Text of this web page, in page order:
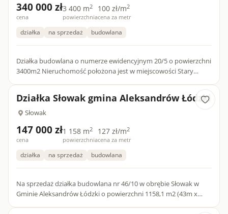
340 000 zł
cena
3 400 m2
powierzchnia
100 zł/m2
cena za metr
działka na sprzedaż budowlana
Działka budowlana o numerze ewidencyjnym 20/5 o powierzchni
3400m2 Nieruchomość położona jest w miejscowości Stary
Działka Słowak gmina Aleksandrów Łódzki
Słowak
147 000 zł
cena
1 158 m2
powierzchnia
127 zł/m2
cena za metr
działka na sprzedaż budowlana
Na sprzedaż działka budowlana nr 46/10 w obrębie Słowak w
Gminie Aleksandrów Łódzki o powierzchni 1158,1 m2 (43m x